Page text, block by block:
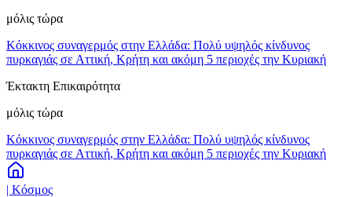
μόλις τώρα
Κόκκινος συναγερμός στην Ελλάδα: Πολύ υψηλός κίνδυνος
πυρκαγιάς σε Αττική, Κρήτη και ακόμη 5 περιοχές την Κυριακή
Έκτακτη Επικαιρότητα
μόλις τώρα
Κόκκινος συναγερμός στην Ελλάδα: Πολύ υψηλός κίνδυνος
πυρκαγιάς σε Αττική, Κρήτη και ακόμη 5 περιοχές την Κυριακή
| Κόσμος